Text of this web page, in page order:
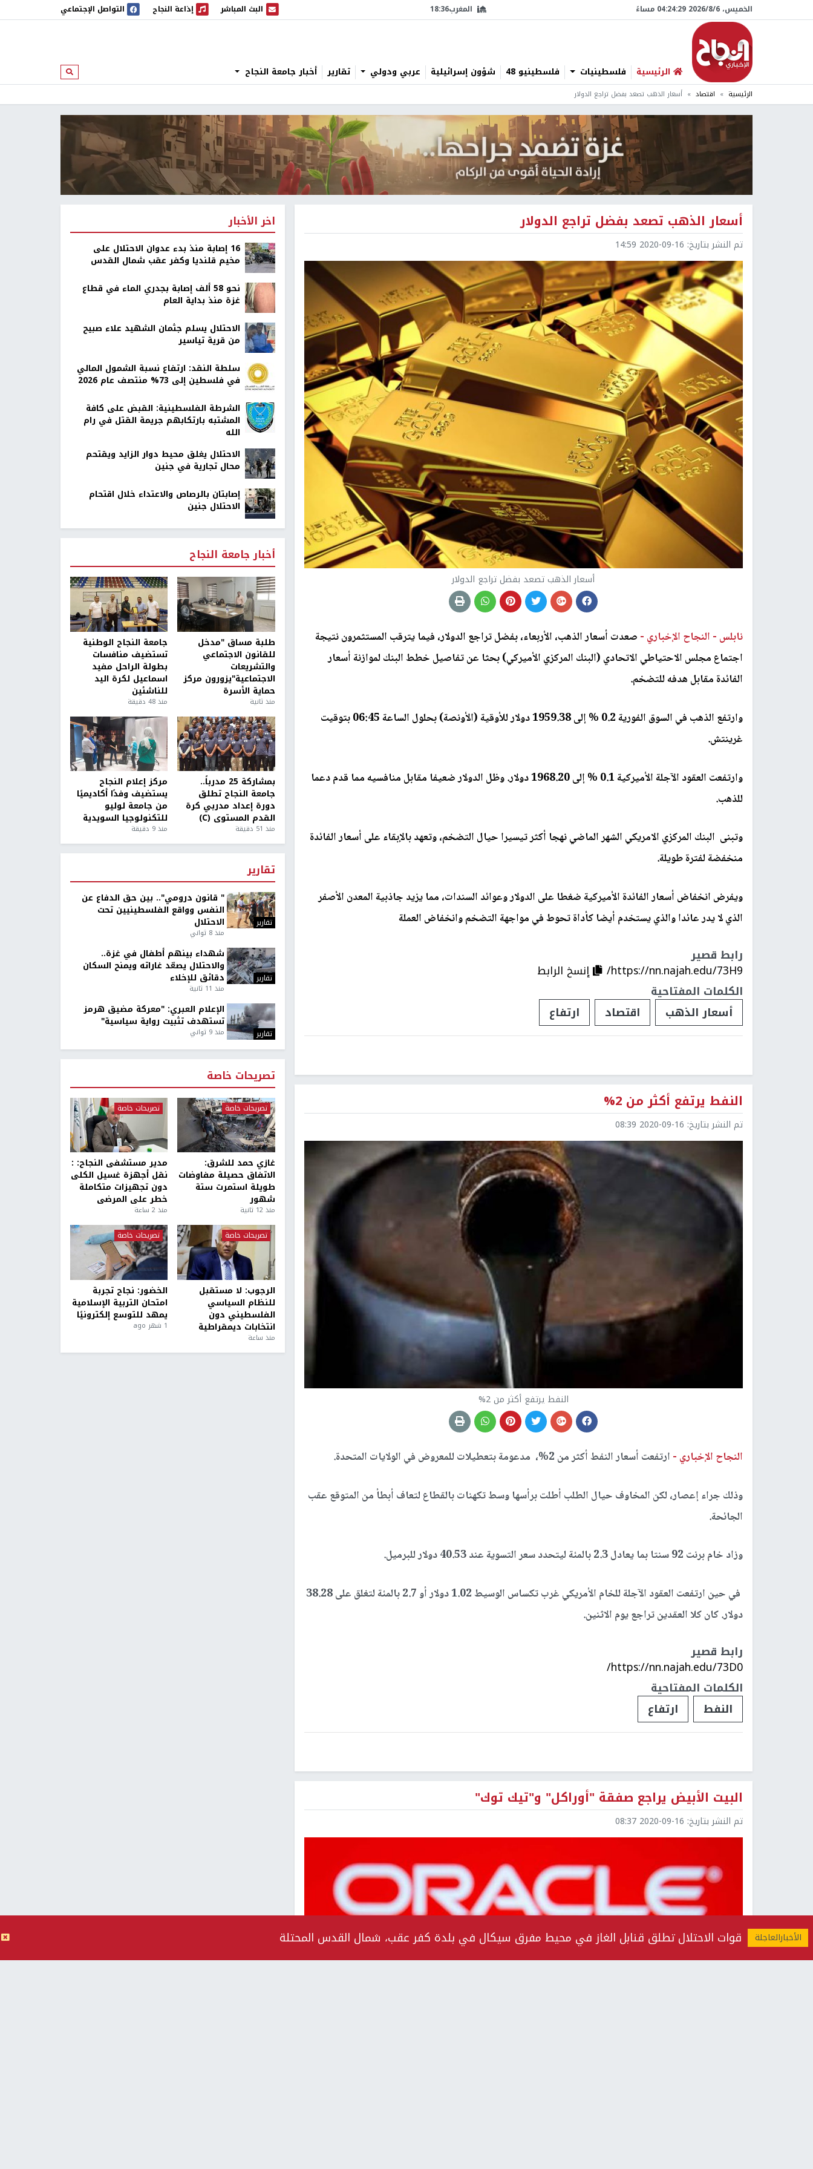
الخميس، 6/‏8/‏2026 04:24:30 مساءً المغرب18:36 البث المباشر
البث المباشر إذاعة النجاح
إذاعة النجاح التواصل الإجتماعي
الرئيسية فلسطينيات فلسطينيو 48 شؤون إسرائيلية عربي ودولي تقارير أخبار جامعة النجاح ابحث
الرئيسية اقتصاد أسعار الذهب تصعد بفضل تراجع الدولار
قوات الاحتلال تطلق قنابل الغاز في محيط مفرق سيكال في بلدة كفر عقب، شمال القدس المحتلة
أسعار الذهب تصعد بفضل تراجع الدولار
تم النشر بتاريخ: 2020-09-16 14:59
أسعار الذهب تصعد بفضل تراجع الدولار
نابلس - النجاح الإخباري - صعدت أسعار الذهب، الأربعاء، بفضل تراجع الدولار، فيما يترقب المستثمرون نتيجة
اجتماع مجلس الاحتياطي الاتحادي (البنك المركزي الأميركي) بحثا عن تفاصيل خطط البنك لموازنة أسعار
الفائدة مقابل هدفه للتضخم.
وارتفع الذهب
في السوق الفورية 0.2 % إلى 1959.38 دولار للأوقية (الأونصة) بحلول الساعة 06:45 بتوقيت
غرينتش.
وارتفعت العقود الآجلة الأميركية 0.1 % إلى 1968.20 دولار. وظل الدولار ضعيفا مقابل منافسيه مما قدم دعما
للذهب.
وتبنى البنك المركزي الامريكي الشهر الماضي نهجا أكثر تيسيرا حيال التضخم، وتعهد بالإبقاء على أسعار الفائدة
منخفضة لفترة طويلة.
ويفرض انخفاض أسعار الفائدة الأميركية ضغطا على الدولار وعوائد السندات، مما يزيد جاذبية المعدن الأصفر
الذي لا يدر عائدا والذي يستخدم أيضا كأداة تحوط في مواجهة التضخم وانخفاض العملة
رابط قصير
https://nn.najah.edu/73H9/
إنسخ الرابط
الكلمات المفتاحية
أسعار الذهب
اقتصاد ارتفاع
النفط يرتفع أكثر من 2%
تم النشر بتاريخ: 2020-09-16 08:39
النفط يرتفع أكثر من 2%
النجاح الإخباري - ارتفعت أسعار النفط أكثر من 2%، مدعومة بتعطيلات للمعروض في الولايات المتحدة.
وذلك جراء إعصار، لكن المخاوف حيال الطلب أطلت برأسها وسط تكهنات بالقطاع لتعاف أبطأ من المتوقع عقب
الجائحة.
وزاد خام برنت 92 سنتا بما يعادل 2.3 بالمئة ليتحدد سعر التسوية عند 40.53 دولار للبرميل.
في حين ارتفعت العقود الآجلة للخام الأمريكي غرب تكساس الوسيط 1.02 دولار أو 2.7 بالمئة لتغلق على 38.28
دولار. كان كلا العقدين تراجع يوم الاثنين.
رابط قصير
https://nn.najah.edu/73D0/
الكلمات المفتاحية
النفط
ارتفاع
البيت الأبيض يراجع صفقة "أوراكل" و"تيك توك"
تم النشر بتاريخ: 2020-09-16 08:37
اخر الأخبار
16 إصابة منذ بدء عدوان الاحتلال على
مخيم قلنديا وكفر عقب شمال القدس
نحو 58 ألف إصابة بجدري الماء في قطاع
غزة منذ بداية العام
الاحتلال يسلم جثمان الشهيد علاء صبيح
من قرية تياسير
سلطة النقد: ارتفاع نسبة الشمول المالي
في فلسطين إلى 73% منتصف عام 2026
الشرطة الفلسطينية: القبض على كافة
المشتبه بارتكابهم جريمة القتل في رام
الله
الاحتلال يغلق محيط دوار الزايد ويقتحم
محال تجارية في جنين
إصابتان بالرصاص والاعتداء خلال اقتحام
الاحتلال جنين
أخبار جامعة النجاح
طلبة مساق "مدخل
للقانون الاجتماعي
والتشريعات
الاجتماعية"يزورون مركز
حماية الأسرة
منذ ثانية
جامعة النجاح الوطنية
تستضيف منافسات
بطولة الراحل مفيد
اسماعيل لكرة اليد
للناشئين
منذ 48 دقيقة
بمشاركة 25 مدرباً..
جامعة النجاح تطلق
دورة إعداد مدربي كرة
القدم المستوى (C)
منذ 51 دقيقة
مركز إعلام النجاح
يستضيف وفدًا أكاديميًا
من جامعة لوليو
للتكنولوجيا السويدية
منذ 9 دقيقة
تقارير
تقارير
" قانون درومي".. بين حق الدفاع عن
النفس وواقع الفلسطينيين تحت
الاحتلال
منذ 8 ثواني
تقارير
شهداء بينهم أطفال في غزة..
والاحتلال يصعّد غاراته ويمنح السكان
دقائق للإخلاء
منذ 11 ثانية
تقارير
الإعلام العبري: "معركة مضيق هرمز
تستهدف تثبيت رواية سياسية"
منذ 9 ثواني
تصريحات خاصة
تصريحات خاصة
غازي حمد للشرق:
الاتفاق حصيلة مفاوضات
طويلة استمرت ستة
شهور
منذ 12 ثانية
تصريحات خاصة
مدير مستشفى النجاح: :
نقل أجهزة غسيل الكلى
دون تجهيزات متكاملة
خطر على المرضى
منذ 2 ساعة
تصريحات خاصة
الرجوب: لا مستقبل
للنظام السياسي
الفلسطيني دون
انتخابات ديمقراطية
منذ ساعة
تصريحات خاصة
الخضور: نجاح تجربة
امتحان التربية الإسلامية
يمهد للتوسع إلكترونيًا
1 شهر ago